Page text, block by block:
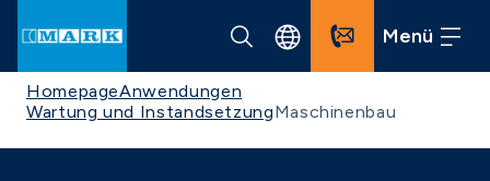
Menü
HomepageAnwendungen
Wartung und InstandsetzungMaschinenbau